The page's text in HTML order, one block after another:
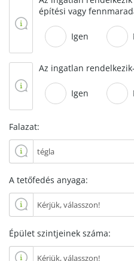
építési vagy
Igen
Az ingatlan
Igen
Falazat:
A tetőfedés anyaga:
Épület szintjeinek száma: